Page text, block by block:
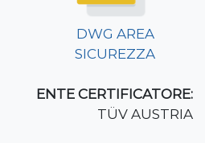
DWG AREA
SICUREZZA
ENTE CERTIFICATORE:
TÜV AUSTRIA